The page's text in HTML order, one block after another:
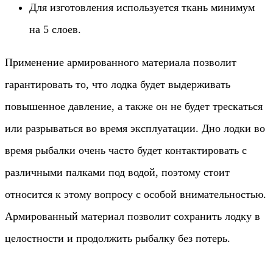
Для изготовления используется ткань минимум
на 5 слоев.
Применение армированного материала позволит
гарантировать то, что лодка будет выдерживать
повышенное давление, а также он не будет трескаться
или разрываться во время эксплуатации. Дно лодки во
время рыбалки очень часто будет контактировать с
различными палками под водой, поэтому стоит
относится к этому вопросу с особой внимательностью.
Армированный материал позволит сохранить лодку в
целостности и продолжить рыбалку без потерь.